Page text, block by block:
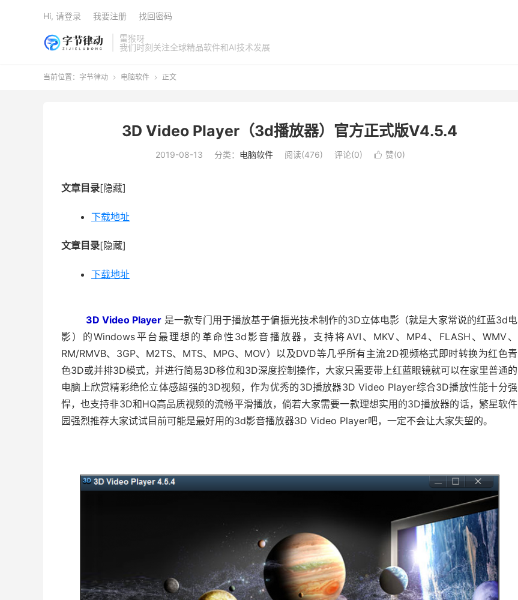
雷猴呀
我们时刻关注全球精品软件和AI技术发展
Hi, 请登录 我要注册 找回密码
当前位置： 字节律动  电脑软件  正文
3D Video Player（3d播放器）官方正式版V4.5.4
2019-08-13 分类： 电脑软件 阅读(476) 评论(0)  赞(0)
文章目录[隐藏]
下载地址
文章目录[隐藏]
下载地址
3D Video Player是一款专门用于播放基于偏振光技术制作的3D立体电影（就是大家常说的红蓝3d电
影）的Windows平台最理想的革命性3d影音播放器，支持将AVI、MKV、MP4、FLASH、WMV、
RM/RMVB、3GP、M2TS、MTS、MPG、MOV）以及DVD等几乎所有主流2D视频格式即时转换为红色青
色3D或并排3D模式，并进行简易3D移位和3D深度控制操作，大家只需要带上红蓝眼镜就可以在家里普通的
电脑上欣赏精彩绝伦立体感超强的3D视频，作为优秀的3D播放器3D Video Player综合3D播放性能十分强
悍，也支持非3D和HQ高品质视频的流畅平滑播放，倘若大家需要一款理想实用的3D播放器的话，繁星软件
园强烈推荐大家试试目前可能是最好用的3d影音播放器3D Video Player吧，一定不会让大家失望的。